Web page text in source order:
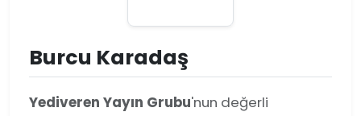
Burcu Karadaş
Yediveren Yayın Grubu'nun değerli